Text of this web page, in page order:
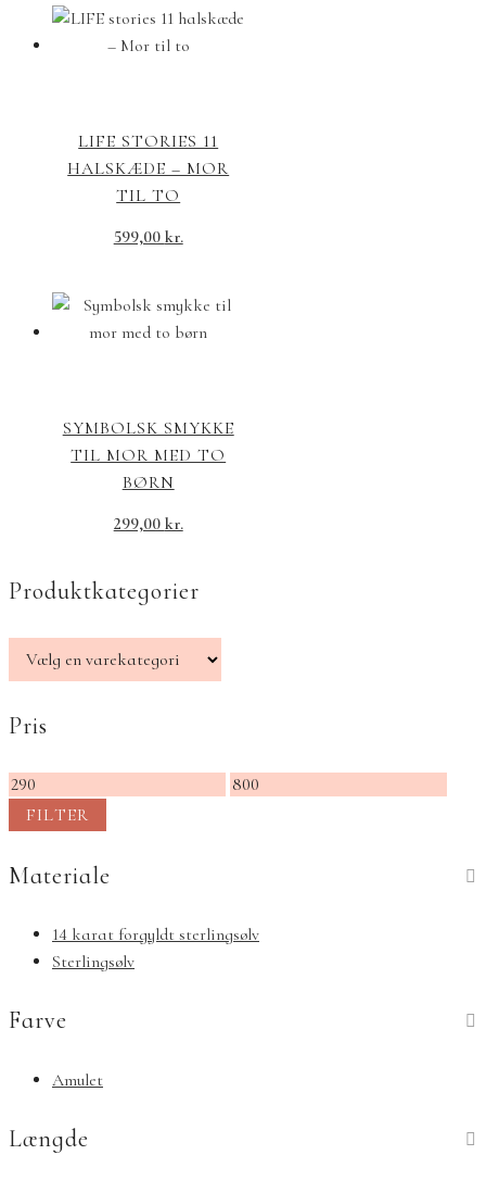
LIFE STORIES 11
HALSKÆDE – MOR
TIL TO
599,00 kr.
SYMBOLSK SMYKKE
TIL MOR MED TO
BØRN
299,00 kr.
Produktkategorier
Pris
Mindste
pris
Højeste
FILTER
Materiale
14 karat forgyldt sterlingsølv
Sterlingsølv
Farve
Amulet
Længde